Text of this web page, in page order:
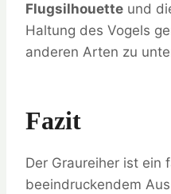
Flugsilhouette und
Haltung des Vogels
anderen Arten zu
Fazit
Der Graureiher ist ein
beeindruckendem